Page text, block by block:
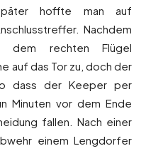
hoffte man auf
Nachdem
dem rechten Flügel
auf das Tor zu, doch der
dass der Keeper per
Minuten vor dem Ende
fallen. Nach einer
einem Lengdorfer